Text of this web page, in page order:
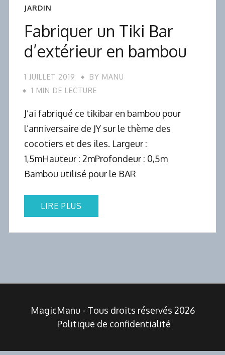
JARDIN
Fabriquer un Tiki Bar
d’extérieur en bambou
1 JUILLET 2019 BY MANU
1 MIN DE LECTURE
J’ai fabriqué ce tikibar en bambou pour
l’anniversaire de JY sur le thème des
cocotiers et des iles. Largeur :
1,5mHauteur : 2mProfondeur : 0,5m
Bambou utilisé pour le BAR
LIRE PLUS
MagicManu - Tous droits réservés 2026
Politique de confidentialité